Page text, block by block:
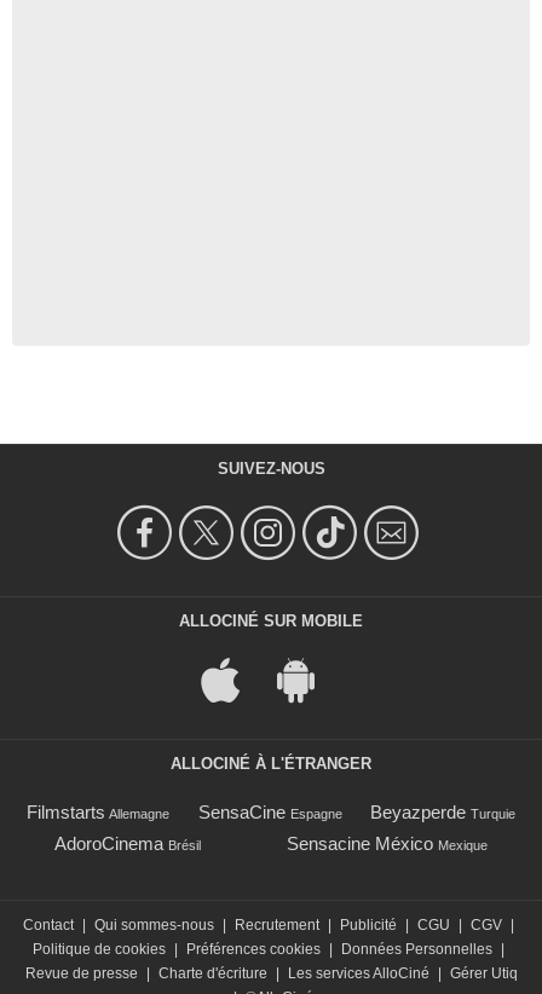
SUIVEZ-NOUS
ALLOCINÉ SUR MOBILE
ALLOCINÉ À L'ÉTRANGER
Filmstarts Allemagne SensaCine Espagne Beyazperde Turquie
AdoroCinema Brésil Sensacine México Mexique
Contact Qui sommes-nous Recrutement Publicité CGU CGV
Politique de cookies
Préférences cookies Données Personnelles
Revue de presse
Charte d'écriture Les services AlloCiné
Gérer Utiq